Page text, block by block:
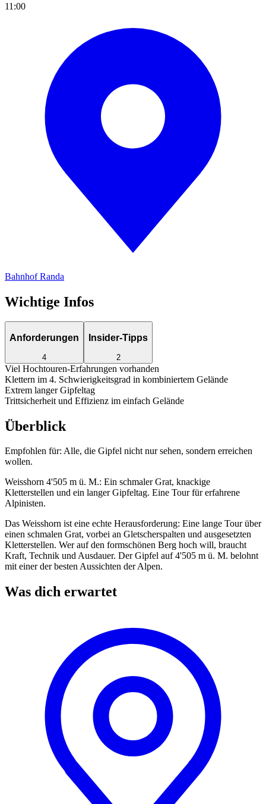
11:00
Bahnhof Randa
Wichtige Infos
Anforderungen
4
Insider-Tipps
2
Viel Hochtouren-Erfahrungen vorhanden
Klettern im 4. Schwierigkeitsgrad in kombiniertem Gelände
Extrem langer Gipfeltag
Trittsicherheit und Effizienz im einfach Gelände
Überblick
Empfohlen für: Alle, die Gipfel nicht nur sehen, sondern erreichen
wollen.
Weisshorn 4'505 m ü. M.: Ein schmaler Grat, knackige
Kletterstellen und ein langer Gipfeltag. Eine Tour für erfahrene
Alpinisten.
Das Weisshorn ist eine echte Herausforderung: Eine lange Tour über
einen schmalen Grat, vorbei an Gletscherspalten und ausgesetzten
Kletterstellen. Wer auf den formschönen Berg hoch will, braucht
Kraft, Technik und Ausdauer. Der Gipfel auf 4'505 m ü. M. belohnt
mit einer der besten Aussichten der Alpen.
Was dich erwartet